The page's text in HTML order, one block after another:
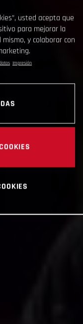
usted acepta que
para mejorar la
y colaborar con
Impresión